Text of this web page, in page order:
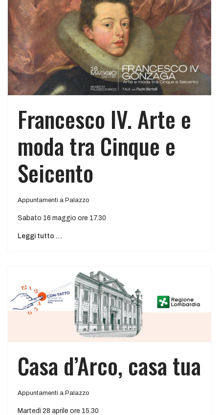
Francesco IV. Arte e
moda tra Cinque e
Seicento
Appuntamenti a Palazzo
Sabato 16 maggio ore 17.30
Leggi tutto …
Casa d’Arco, casa tua
Appuntamenti a Palazzo
Martedì 28 aprile ore 15.30